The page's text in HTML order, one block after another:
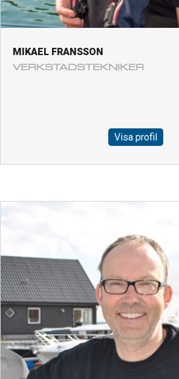
MIKAEL FRANSSON
VERKSTADSTEKNIKER
Visa profil